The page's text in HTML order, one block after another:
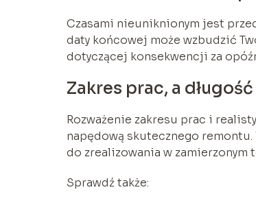
Czasami nieuniknionym jest
daty końcowej może wzbudzić
dotyczącej konsekwencji za
Zakres prac, a
Rozważenie zakresu prac i
napędową skutecznego
do zrealizowania w zamierzonym
Sprawdź także: